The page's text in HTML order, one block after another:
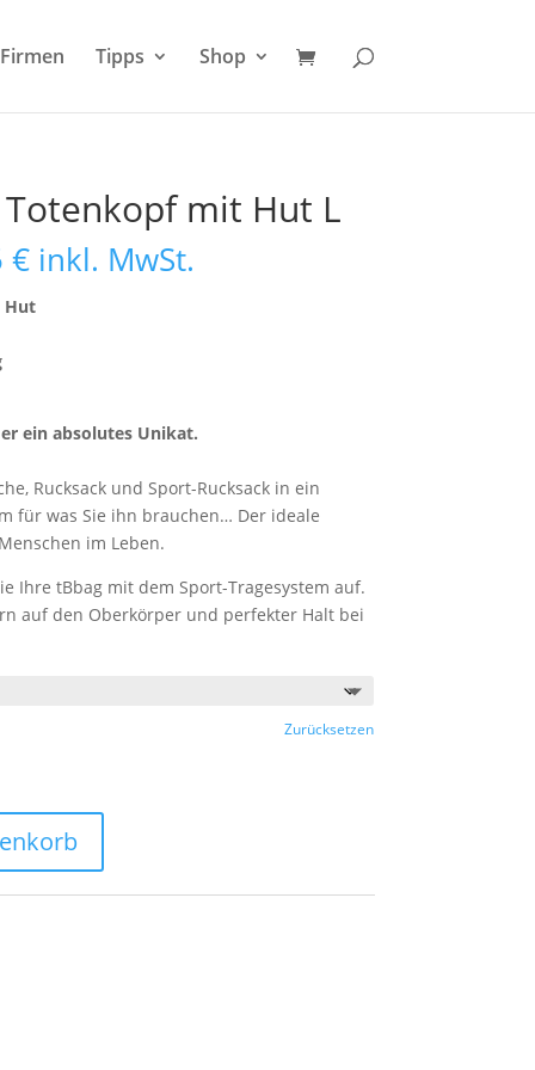
Firmen Tipps Shop
mit Hut L
€Preisspanne:
214,95 €
bis
inkl. MwSt.
Hut
ein absolutes Unikat.
Rucksack und Sport-Rucksack in ein
für was Sie ihn brauchen… Der ideale
im Leben.
Ihre tBbag mit dem Sport-Tragesystem auf.
auf den Oberkörper und perfekter Halt bei
Zurücksetzen